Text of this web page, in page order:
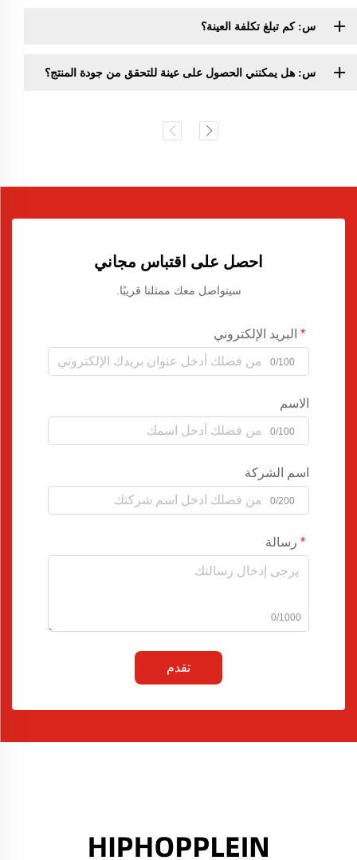
س: كم تبلغ تكلفة العينة؟
س: هل يمكنني الحصول على عينة للتحقق من جودة المنتج؟
احصل على اقتباس مجاني
سيتواصل معك ممثلنا قريبًا.
البريد الإلكتروني
0/100
الاسم
0/100
اسم الشركة
0/200
رسالة
0/1000
تقدم